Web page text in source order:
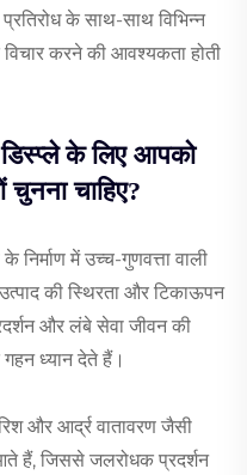
के साथ-साथ विभिन्न
करने की आवश्यकता होती
के लिए आपको
चाहिए?
में उच्च-गुणवत्ता वाली
की स्थिरता और टिकाऊपन
और लंबे सेवा जीवन की
ध्यान देते हैं।
और आर्द्र वातावरण जैसी
हैं, जिससे जलरोधक प्रदर्शन